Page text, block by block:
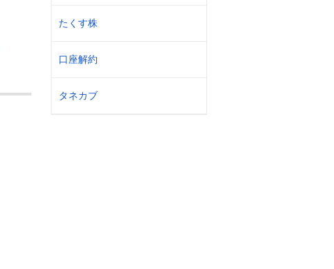
たくす株
口座解約
タネカブ